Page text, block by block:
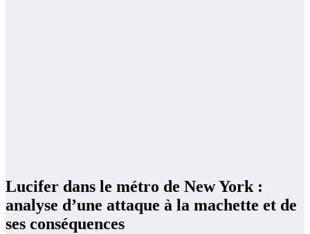
Lucifer dans le métro de New York :
analyse d’une attaque à la machette et de
ses conséquences